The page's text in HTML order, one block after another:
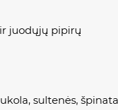
juodųjų pipirų
sultenės,